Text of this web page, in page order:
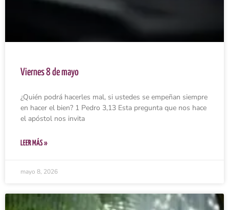
Viernes 8 de mayo
¿Quién podrá hacerles mal, si ustedes se empeñan siempre
en hacer el bien? 1 Pedro 3,13 Esta pregunta que nos hace
el apóstol nos invita
LEER MÁS »
mayo 8, 2026